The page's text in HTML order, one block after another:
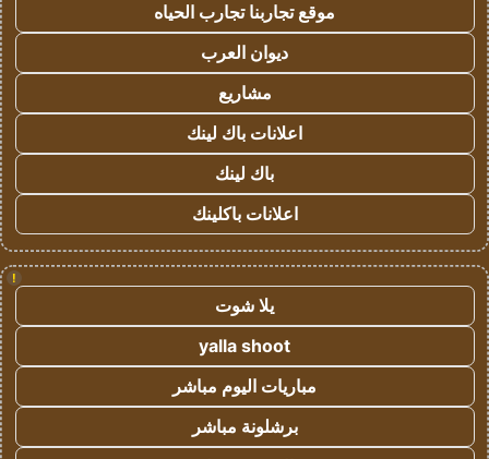
موقع تجاربنا تجارب الحياه
ديوان العرب
مشاريع
اعلانات باك لينك
باك لينك
اعلانات باكلينك
!
يلا شوت
yalla shoot
مباريات اليوم مباشر
برشلونة مباشر